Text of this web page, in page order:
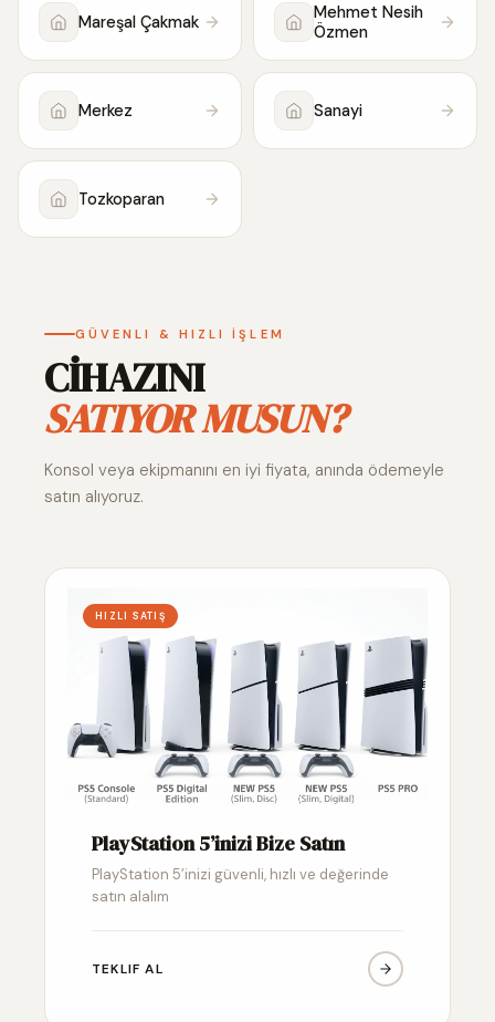
Mareşal Çakmak
Mehmet Nesih
Özmen
Merkez Sanayi
Tozkoparan
GÜVENLI & HIZLI İŞLEM
CİHAZINI
SATIYOR MUSUN?
Konsol veya ekipmanını en iyi fiyata, anında ödemeyle
satın alıyoruz.
HIZLI SATIŞ
PlayStation 5’inizi Bize Satın
PlayStation 5’inizi güvenli, hızlı ve değerinde
satın alalım
TEKLIF AL